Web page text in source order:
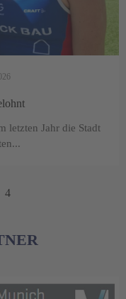
letzten Jahr die Stadt
4